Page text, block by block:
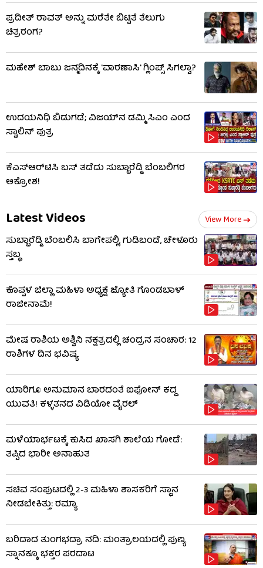
ಪ್ರದೀತ್ ರಾವತ್ ಅನ್ನು ಮರೆತೇ ಬಿಟ್ಟಿತೆ ತೆಲುಗು
ಚಿತ್ರರಂಗ?
ಮಹೇಶ್ ಬಾಬು ಜನ್ಮದಿನಕ್ಕೆ 'ವಾರಣಾಸಿ' ಗ್ಲಿಂಪ್ಸ್ ಸಿಗಲ್ವಾ?
ಉದಯನಿಧಿ ಬಿಡುಗಡೆ; ವಿಜಯ್​​ನ ಡಮ್ಮಿ ಸಿಎಂ ಎಂದ
ಸ್ಟಾಲಿನ್ ಪುತ್ರ
ಕೆಎಸ್​ಆರ್​ಟಿಸಿ ಬಸ್​ ತಡೆದು ಸುಬ್ಬಾರೆಡ್ಡಿ ಬೆಂಬಲಿಗರ
ಆಕ್ರೋಶ!
Latest Videos View More
ಸುಬ್ಬಾರೆಡ್ಡಿ ಬೆಂಬಲಿಸಿ ಬಾಗೇಪಲ್ಲಿ, ಗುಡಿಬಂಡೆ, ಚೇಳೂರು
ಸ್ತಬ್ಧ
ಕೊಪ್ಪಳ ಜಿಲ್ಲಾ ಮಹಿಳಾ ಅಧ್ಯಕ್ಷೆ ಜ್ಯೋತಿ ಗೊಂಡಬಾಳ್
ರಾಜೀನಾಮೆ!
ಮೇಷ ರಾಶಿಯ ಅಶ್ವಿನಿ ನಕ್ಷತ್ರದಲ್ಲಿ ಚಂದ್ರನ ಸಂಚಾರ: 12
ರಾಶಿಗಳ ದಿನ ಭವಿಷ್ಯ
ಯಾರಿಗೂ ಅನುಮಾನ ಬಾರದಂತೆ ಐಫೋನ್ ಕದ್ದ
ಯುವತಿ! ಕಳ್ಳತನದ ವಿಡಿಯೋ ವೈರಲ್
ಮಳೆಯಾರ್ಭಟಕ್ಕೆ ಕುಸಿದ ಖಾಸಗಿ ಶಾಲೆಯ ಗೋಡೆ:
ತಪ್ಪಿದ ಭಾರೀ ಅನಾಹುತ
ಸಚಿವ ಸಂಪುಟದಲ್ಲಿ 2-3 ಮಹಿಳಾ ಶಾಸಕರಿಗೆ ಸ್ಥಾನ
ನೀಡಬೇಕಿತ್ತು: ರಮ್ಯಾ
ಬರಿದಾದ ತುಂಗಭದ್ರಾ ನದಿ: ಮಂತ್ರಾಲಯದಲ್ಲಿ ಪುಣ್ಯ
ಸ್ನಾನಕ್ಕೂ ಭಕ್ತರ ಪರದಾಟ